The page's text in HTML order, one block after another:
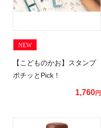
NEW
【こどものかお】スタンプ
ポチッとPick！
1,760円